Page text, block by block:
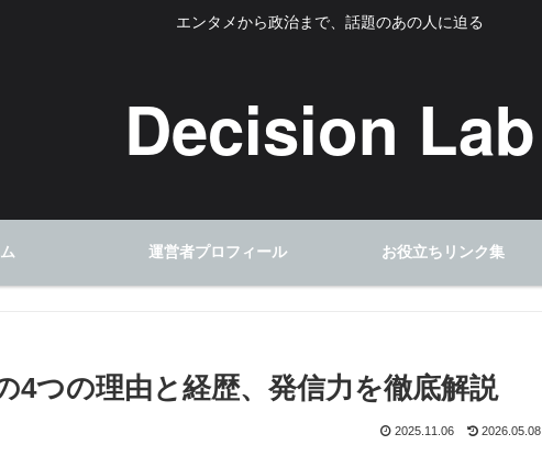
エンタメから政治まで、話題のあの人に迫る
Decision Lab
運営者プロフィール お役立ちリンク集
4つの理由と経歴、発信力を徹底解説
2025.11.06 2026.05.08